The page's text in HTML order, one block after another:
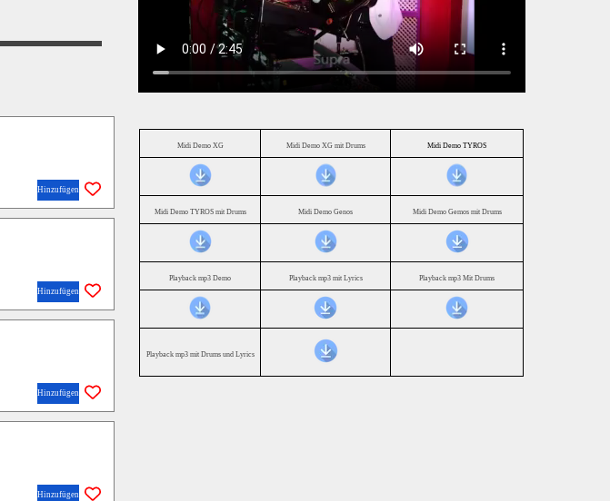
Hinzufügen
Hinzufügen
Hinzufügen
Hinzufügen
Midi Demo XG Midi Demo XG mit Drums Midi Demo TYROS
Midi Demo TYROS mit Drums Midi Demo Genos Midi Demo Gemos mit Drums
Playback mp3 Demo Playback mp3 mit Lyrics Playback mp3 Mit Drums
Playback mp3 mit Drums und Lyrics